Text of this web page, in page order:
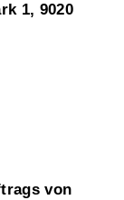
1, 9020
von